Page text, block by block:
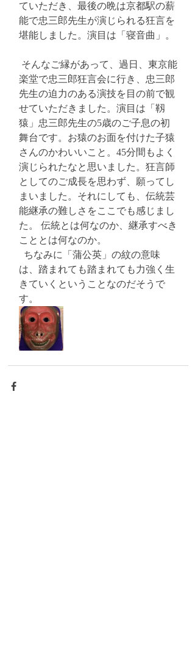
ていただき、最後の晩は京都駅の薪
能で忠三郎先生が演じられる狂言を
堪能しました。演目は「寝音曲」。
楽堂で忠三郎狂言会に行き、忠三郎
先生の迫力のある演技を目の前で観
せていただきました。演目は「靱
猿」忠三郎先生の5歳のご子息の初
舞台です。お猿のお面を付けた子猿
さんのかわいいこと。45分間もよく
演じられたなと思いました。狂言師
としてのご成長を思わず、願ってし
まいました。それにしても、伝統芸
能継承の難しさをここでも感じまし
た。 伝統とは何なのか、継承すべき
こととは何なのか。
は、踏まれても踏まれても力強く生
きていくということなのだそうで
す。